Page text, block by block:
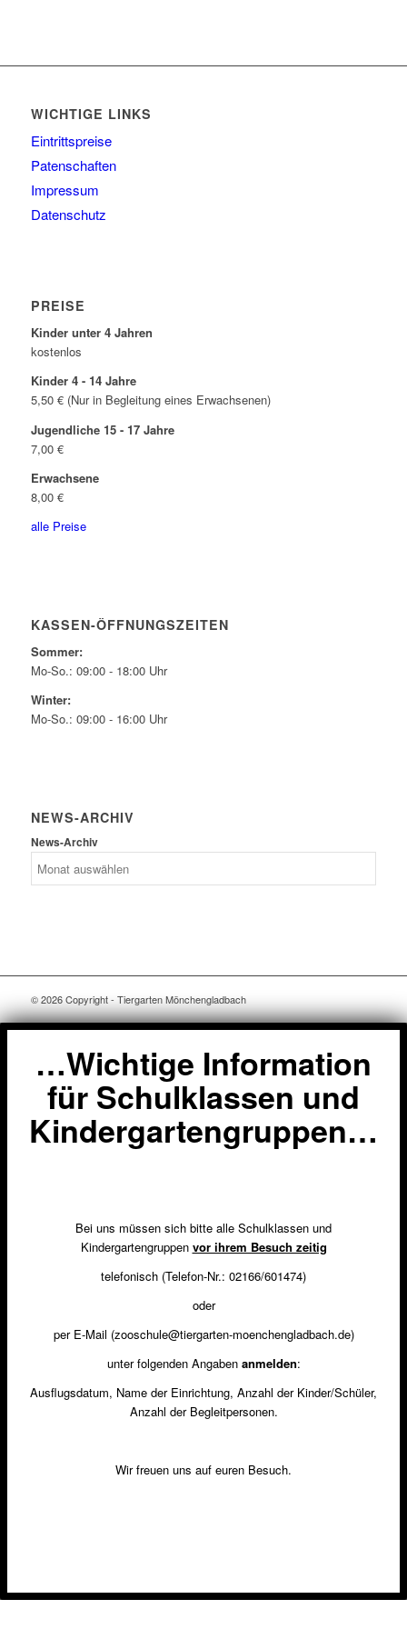
WICHTIGE LINKS
Eintrittspreise
Patenschaften
Impressum
Datenschutz
PREISE
Kinder unter 4 Jahren
kostenlos
Kinder 4 - 14 Jahre
5,50 € (Nur in Begleitung eines Erwachsenen)
Jugendliche 15 - 17 Jahre
7,00 €
Erwachsene
8,00 €
alle Preise
KASSEN-ÖFFNUNGSZEITEN
Sommer:
Mo-So.: 09:00 - 18:00 Uhr
Winter:
Mo-So.: 09:00 - 16:00 Uhr
NEWS-ARCHIV
News-Archiv
© 2026 Copyright - Tiergarten Mönchengladbach
…Wichtige Information
für Schulklassen und
Kindergartengruppen…
Bei uns müssen sich bitte alle Schulklassen und
Kindergartengruppen vor ihrem Besuch zeitig
telefonisch (Telefon-Nr.: 02166/601474)
oder
per E-Mail (zooschule@tiergarten-moenchengladbach.de)
unter folgenden Angaben anmelden:
Ausflugsdatum, Name der Einrichtung, Anzahl der Kinder/Schüler,
Anzahl der Begleitpersonen.
Wir freuen uns auf euren Besuch.